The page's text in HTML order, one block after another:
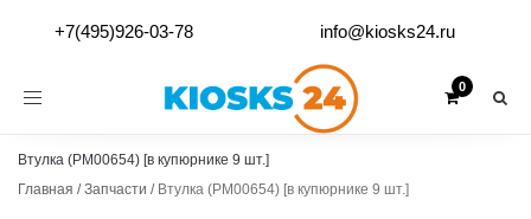
+7(495)926-03-78 info@kiosks24.ru
Toggle
Втулка (PM00654) [в купюрнике 9 шт.]
Главная /Запчасти / Втулка (PM00654) [в купюрнике 9 шт.]